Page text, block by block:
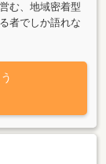
む、地域密着型
者でしか語れな
部屋を探す皆さ
続けたい街づく
し、快適な住環
ております。本
る限りの回答